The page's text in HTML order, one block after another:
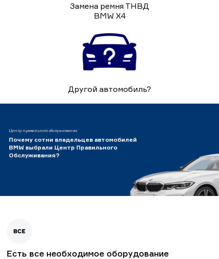
Замена ремня ТНВД
BMW X4
Другой автомобиль?
Центр правильного обслуживания
Почему сотни владельцев автомобилей
BMW выбрали Центр Правильного
Обслуживания?
Есть все необходимое оборудование